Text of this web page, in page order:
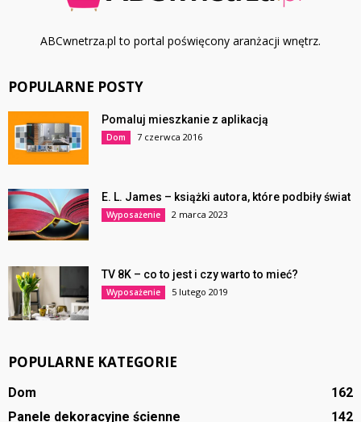
ABCwnetrza.pl to portal poświęcony aranżacji wnętrz.
POPULARNE POSTY
Pomaluj mieszkanie z aplikacją
Dom 7 czerwca 2016
E. L. James – książki autora, które podbiły świat
Wyposażenie 2 marca 2023
TV 8K – co to jest i czy warto to mieć?
Wyposażenie 5 lutego 2019
POPULARNE KATEGORIE
Dom
162
Panele dekoracyjne ścienne
142